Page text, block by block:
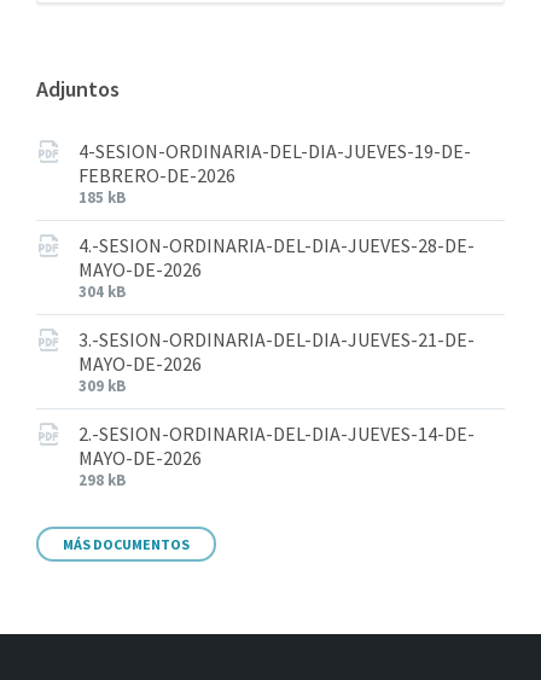
Adjuntos
4-SESION-ORDINARIA-DEL-DIA-JUEVES-19-DE-
FEBRERO-DE-2026
185 kB
4.-SESION-ORDINARIA-DEL-DIA-JUEVES-28-DE-
MAYO-DE-2026
304 kB
3.-SESION-ORDINARIA-DEL-DIA-JUEVES-21-DE-
MAYO-DE-2026
309 kB
2.-SESION-ORDINARIA-DEL-DIA-JUEVES-14-DE-
MAYO-DE-2026
298 kB
MÁS DOCUMENTOS